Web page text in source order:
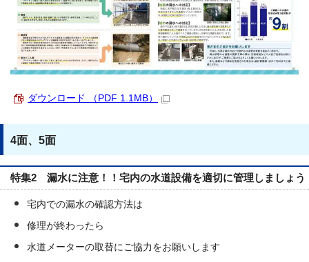
ダウンロード （PDF 1.1MB）
4面、5面
特集2 漏水に注意！！宅内の水道設備を適切に管理しましょう
宅内での漏水の確認方法は
修理が終わったら
水道メーターの取替にご協力をお願いします